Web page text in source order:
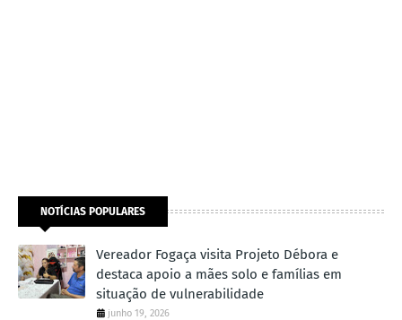
NOTÍCIAS POPULARES
Vereador Fogaça visita Projeto Débora e
destaca apoio a mães solo e famílias em
situação de vulnerabilidade
junho 19, 2026